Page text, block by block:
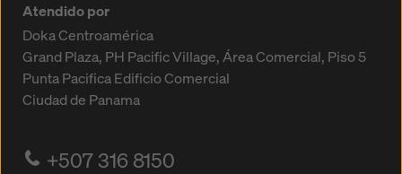
Atendido por
Doka Centroamérica
Grand Plaza, PH Pacific Village, Área Comercial, Piso 5
Punta PacificaEdificio Comercial
Ciudad de Panama
+507 316 8150